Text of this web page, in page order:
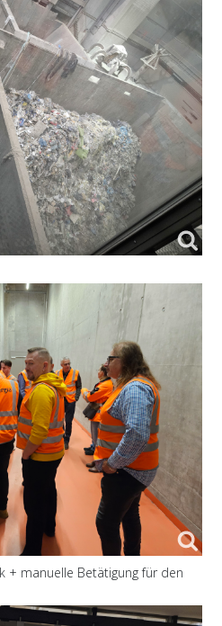
+ manuelle Betätigung für den